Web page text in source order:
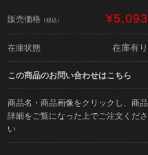
販売価格 （税込） ¥5,093
在庫状態 在庫有り
この商品のお問い合わせはこちら
商品名・商品画像をクリックし、商品
詳細をご覧になった上でご注文くださ
い